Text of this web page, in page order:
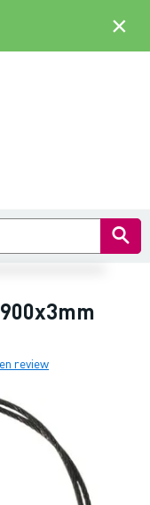
review
×